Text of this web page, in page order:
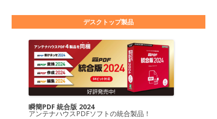
デスクトップ製品
瞬簡PDF 統合版 2024
アンテナハウスPDFソフトの統合製品！